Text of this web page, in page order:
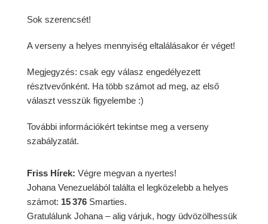
Sok szerencsét!
A verseny a helyes mennyiség eltalálásakor ér véget!
Megjegyzés: csak egy válasz engedélyezett
résztvevőnként. Ha több számot ad meg, az első
választ vesszük figyelembe :)
További információkért tekintse meg a verseny
szabályzatát.
Friss Hírek: Végre megvan a nyertes!
Johana Venezuelából találta el legközelebb a helyes
számot: 15 376 Smarties.
Gratulálunk Johana – alig várjuk, hogy üdvözölhessük